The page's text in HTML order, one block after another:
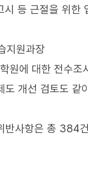
등 근절을 위한
지원과장
원에 대한 전수
도 개선 검토도 같
반사항은 총 384